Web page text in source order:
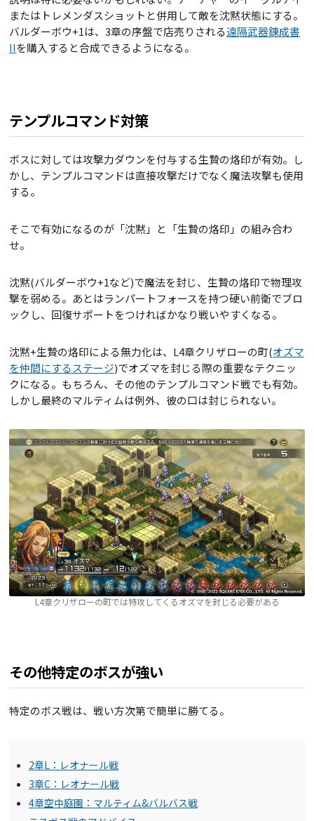
またはトレメンダスショットと併用して敵を沈黙状態にする。
バルダーボウ+1は、3章の序盤で店売りされる遠隔武器錬成書
IIを購入すると合成できるようになる。
テンプルコマンド対策
ボスに対しては攻撃力ダウンを付与する生贄の烙印が有効。し
かし、テンプルコマンドは直接攻撃だけでなく魔法攻撃も使用
する。
そこで有効になるのが「沈黙」と「生贄の烙印」の組み合わ
せ。
沈黙(バルダーボウ+1など)で魔法を封じ、生贄の烙印で物理攻
撃を弱める。あとはランパートフォースを持つ硬い前衛でブロ
ックし、回復サポートをつければかなり戦いやすくなる。
沈黙+生贄の烙印による無力化は、L4章クリザローの町(オズマ
を仲間にするステージ)でオズマを封じる際の重要なテクニッ
クになる。もちろん、その他のテンプルコマンド戦でも有効。
しかし最終のマルティムは例外、彼の口は封じられない。
L4章クリザローの町では特攻してくるオズマを封じる必要がある
その他特定のボスが強い
特定のボス戦は、戦い方次第で簡単に勝てる。
2章L：レオナール戦
3章C：レオナール戦
4章空中庭園：マルティム&バルバス戦